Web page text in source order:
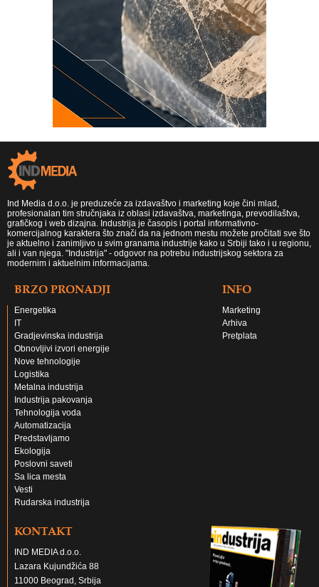
Ind Media d.o.o. je preduzeće za izdavaštvo i marketing koje čini mlad,
profesionalan tim stručnjaka iz oblasi izdavaštva, marketinga, prevodilaštva,
grafičkog i web dizajna. Industrija je časopis i portal informativno-
komercijalnog karaktera što znači da na jednom mestu možete pročitati sve što
je aktuelno i zanimljivo u svim granama industrije kako u Srbiji tako i u regionu,
ali i van njega. "Industrija" - odgovor na potrebu industrijskog sektora za
modernim i aktuelnim informacijama.
BRZO PRONADJI
Energetika
IT
Gradjevinska industrija
Obnovljivi izvori energije
Nove tehnologije
Logistika
Metalna industrija
Industrija pakovanja
Tehnologija voda
Automatizacija
Predstavljamo
Ekologija
Poslovni saveti
Sa lica mesta
Vesti
Rudarska industrija
INFO
Marketing
Arhiva
Pretplata
KONTAKT
IND MEDIA d.o.o.
Lazara Kujundžića 88
11000 Beograd, Srbija